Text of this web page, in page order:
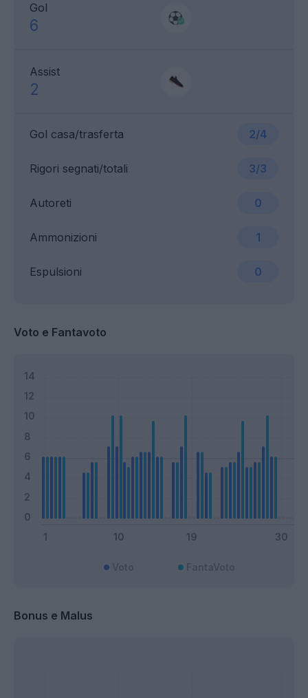
Gol
6
Assist
2
Gol casa/trasferta 2/4
Ammonizioni 1
Rigori segnati/totali 3/3
Espulsioni 0
Autoreti 0
Voto e Fantavoto
Bonus e Malus